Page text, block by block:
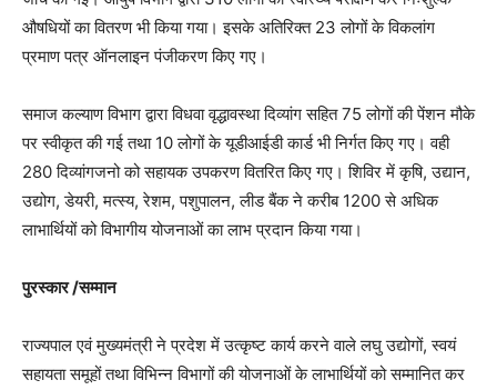
औषधियों का वितरण भी किया गया। इसके अतिरिक्त 23 लोगों के विकलांग
प्रमाण पत्र ऑनलाइन पंजीकरण किए गए।
समाज कल्याण विभाग द्वारा विधवा वृद्धावस्था दिव्यांग सहित 75 लोगों की पेंशन मौके
पर स्वीकृत की गई तथा 10 लोगों के यूडीआईडी कार्ड भी निर्गत किए गए। वही
280 दिव्यांगजनो को सहायक उपकरण वितरित किए गए। शिविर में कृषि, उद्यान,
उद्योग, डेयरी, मत्स्य, रेशम, पशुपालन, लीड बैंक ने करीब 1200 से अधिक
लाभार्थियों को विभागीय योजनाओं का लाभ प्रदान किया गया।
पुरस्कार /सम्मान
राज्यपाल एवं मुख्यमंत्री ने प्रदेश में उत्कृष्ट कार्य करने वाले लघु उद्योगों, स्वयं
सहायता समूहों तथा विभिन्न विभागों की योजनाओं के लाभार्थियों को सम्मानित कर